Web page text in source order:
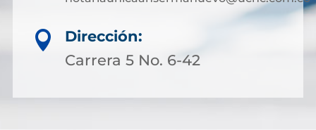

Dirección:
Carrera 5 No. 6-42